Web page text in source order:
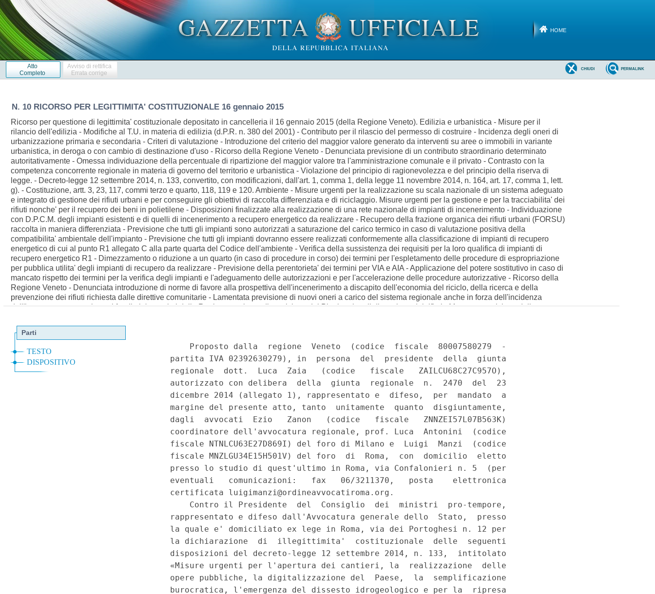
HOME
Atto
Completo
Avviso di rettifica
Errata corrige
PERMALINK
CHIUDI
N. 10 RICORSO PER LEGITTIMITA' COSTITUZIONALE 16 gennaio 2015
Ricorso per questione di legittimita' costituzionale depositato in cancelleria il 16 gennaio 2015 (della Regione Veneto). Edilizia e urbanistica - Misure per il
rilancio dell'edilizia - Modifiche al T.U. in materia di edilizia (d.P.R. n. 380 del 2001) - Contributo per il rilascio del permesso di costruire - Incidenza degli oneri di
urbanizzazione primaria e secondaria - Criteri di valutazione - Introduzione del criterio del maggior valore generato da interventi su aree o immobili in variante
urbanistica, in deroga o con cambio di destinazione d'uso - Ricorso della Regione Veneto - Denunciata previsione di un contributo straordinario determinato
autoritativamente - Omessa individuazione della percentuale di ripartizione del maggior valore tra l'amministrazione comunale e il privato - Contrasto con la
competenza concorrente regionale in materia di governo del territorio e urbanistica - Violazione del principio di ragionevolezza e del principio della riserva di
legge. - Decreto-legge 12 settembre 2014, n. 133, convertito, con modificazioni, dall'art. 1, comma 1, della legge 11 novembre 2014, n. 164, art. 17, comma 1, lett.
g). - Costituzione, artt. 3, 23, 117, commi terzo e quarto, 118, 119 e 120. Ambiente - Misure urgenti per la realizzazione su scala nazionale di un sistema adeguato
e integrato di gestione dei rifiuti urbani e per conseguire gli obiettivi di raccolta differenziata e di riciclaggio. Misure urgenti per la gestione e per la tracciabilita' dei
rifiuti nonche' per il recupero dei beni in polietilene - Disposizioni finalizzate alla realizzazione di una rete nazionale di impianti di incenerimento - Individuazione
con D.P.C.M. degli impianti esistenti e di quelli di incenerimento a recupero energetico da realizzare - Recupero della frazione organica dei rifiuti urbani (FORSU)
raccolta in maniera differenziata - Previsione che tutti gli impianti sono autorizzati a saturazione del carico termico in caso di valutazione positiva della
compatibilita' ambientale dell'impianto - Previsione che tutti gli impianti dovranno essere realizzati conformemente alla classificazione di impianti di recupero
energetico di cui al punto R1 allegato C alla parte quarta del Codice dell'ambiente - Verifica della sussistenza dei requisiti per la loro qualifica di impianti di
recupero energetico R1 - Dimezzamento o riduzione a un quarto (in caso di procedure in corso) dei termini per l'espletamento delle procedure di espropriazione
per pubblica utilita' degli impianti di recupero da realizzare - Previsione della perentorieta' dei termini per VIA e AIA - Applicazione del potere sostitutivo in caso di
mancato rispetto dei termini per la verifica degli impianti e l'adeguamento delle autorizzazioni e per l'accelerazione delle procedure autorizzative - Ricorso della
Regione Veneto - Denunciata introduzione di norme di favore alla prospettiva dell'incenerimento a discapito dell'economia del riciclo, della ricerca e della
prevenzione dei rifiuti richiesta dalle direttive comunitarie - Lamentata previsione di nuovi oneri a carico del sistema regionale anche in forza dell'incidenza
dell'intervento governativo sui fondi gia' stanziati dalla Regione per la predisposizione dei Piani regionali di gestione dei rifiuti - Mancata previsione della
con le competenze regionali in materia di tutela della salute, di governo del territorio, di valorizzazioni dei beni ambientali e di turismo - Violazione del principio di
leale collaborazione - Mancata previsione dell'autorizzazione ambientale strategica (VAS) in contrasto con la direttiva 2001/42/CE - Inosservanza degli obblighi
internazionali - Violazione del principio di legittimo affidamento che ridonda nella violazione delle competenze regionali in materia di governo del territorio. -
Decreto-legge 12 settembre 2014, n. 133, convertito, con modificazioni, dall'art. 1, comma 1, della legge 11 novembre 2014, n. 164, art. 35, commi 1, 2, 3, 4, 5, 8 e
9. - Costituzione, artt. 3, 11 e 117, primo comma, in relazione alla direttiva CE 2001/42/CE del 27 giugno 2001, nonche' commi terzo e quarto, 118, 119 e 120.
Energia - Misure per la valorizzazione delle risorse energetiche nazionali - Qualificazione delle attivita' di prospezione, ricerca e coltivazione di idrocarburi e di
stoccaggio sotterraneo di gas naturale come attivita' di interesse strategico, di pubblica utilita', urgenti e indifferibili - Attribuzione al Ministero dello sviluppo
economico della predisposizione di un piano delle aree in cui sono consentite le attivita' sopradette - Trasferimento dalle Regioni al Ministero dell'ambiente della
competenza al rilascio del provvedimento di VIA relativamente ai progetti relativi ad attivita' di prospezione, ricerca e coltivazione di idrocarburi sulla terraferma -
Disciplina transitoria degli effetti dello spostamento di competenze - Disciplina per il conferimento di titoli minerari - Introduzione di un titolo concessorio unico -
Applicazione delle nuove norme sul titolo concessorio anche ai titoli rilasciati successivamente alla data di entrata in vigore del codice ambientale e ai
procedimenti in corso - Modifiche normative concernenti i progetti sperimentali di coltivazione di giacimenti di idrocarburi in mare in ambiti posti in prossimita'
delle aree di altri Paesi rivieraschi oggetto di ricerca e coltivazione di idrocarburi - Ricorso della Regione Veneto - Denunciata attrazione nella competenza
statale, in assenza di un adeguato elemento di leale collaborazione, delle attivita' sopradette - Violazione delle competenze regionali in materia di produzione di
energia, tutela della salute, governo del territorio, protezione civile, valorizzazione dei beni culturali e ambientali - Mancata previsione dell'assoggettamento ad
autorizzazione ambientale strategica (VAS) in violazione della direttiva 2001/42/CE - Inosservanza degli obblighi internazionali - Violazione del principio di
ragionevolezza - Difetto di proporzionalita' - Denunciata irragionevole esposizione del territorio regionale a gravi rischi in relazione ad attivita' dapprima interdette
per motivi ambientali, di tutela della salute e di protezione civile - Contrasto con il principio di precauzione fissato dal Trattato sul Funzionamento dell'Unione
europea - Lesione all'integrita' del demanio regionale. - Decreto-legge 12 settembre 2014, n. 133, convertito, con modificazioni, dall'art. 1, comma 1, della legge
11 novembre 2014, n. 164, art. 38, commi 1, 1-bis, 2, 3, 4, 5, 6, 8 e 10. - Costituzione, artt. 3, 9, 11, 32, 97, 117, primo comma, in relazione alla direttiva CE
2001/42/CE del 27 giugno 2001, nonche' commi terzo e quarto, 118, 119 e 120. Bilancio e contabilita' pubblica - Misure urgenti per l'apertura dei cantieri, la
realizzazione delle opere pubbliche, la digitalizzazione del Paese, la semplificazione burocratica, l'emergenza del dissesto idrogeologico e per la ripresa delle
attivita' produttive - Disposizioni in materia di finanza delle Regioni - Contributo alla finanza pubblica delle Regioni a statuto ordinario di cui all'art. 46, commi 6 e
7, del decreto-legge n. 66 del 2014 (gia' impugnato dalla Regione Veneto con ric. n. 63/14) - Anticipazione dal 31 ottobre 2014 al 31 settembre 2014 del termine
previsto per l'intesa sul riparto dei tagli in Conferenza Stato-Regioni - Ricorso della Regione Veneto - Denunciata irragionevolezza - Contrasto con un corretto e
leale esercizio della funzione di coordinamento della finanza pubblica - Violazione del principio di leale collaborazione. - Decreto-legge 12 settembre 2014, n.
133, convertito, con modificazioni, dall'art. 1, comma 1, della legge 11 novembre 2014, n. 164, art. 42, comma 1. - Costituzione, artt. 3, 77, 117, comma terzo, 119
Serie Speciale - Corte Costituzionale n.8 del 25-2-2015)